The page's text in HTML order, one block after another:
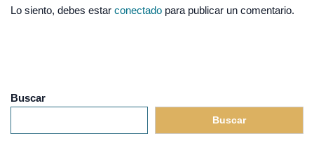
Lo siento, debes estar conectado para publicar un comentario.
Buscar
Buscar